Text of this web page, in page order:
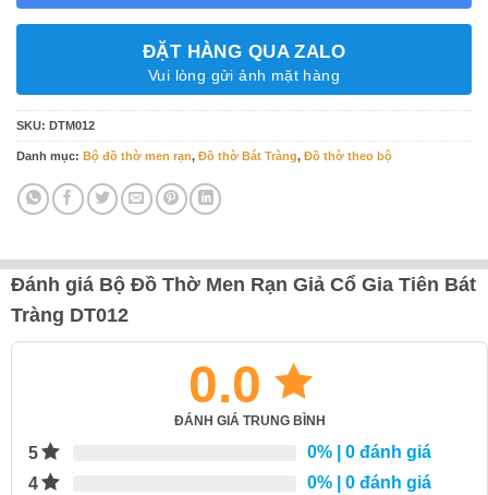
ĐẶT HÀNG QUA ZALO
Vui lòng gửi ảnh mặt hàng
SKU: DTM012
Danh mục: Bộ đồ thờ men rạn, Đồ thờ Bát Tràng, Đồ thờ theo bộ
Đánh giá Bộ Đồ Thờ Men Rạn Giả Cổ Gia Tiên Bát
Tràng DT012
0.0
ĐÁNH GIÁ TRUNG BÌNH
5 0% | 0 đánh giá
4
0% | 0 đánh giá